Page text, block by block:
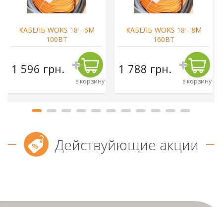
КАБЕЛЬ WOKS 18 - 6М
100ВТ
1 596 грн.
в корзину
КАБЕЛЬ WOKS 18 - 8М
160ВТ
1 788 грн.
в корзину
Действуйющие акции